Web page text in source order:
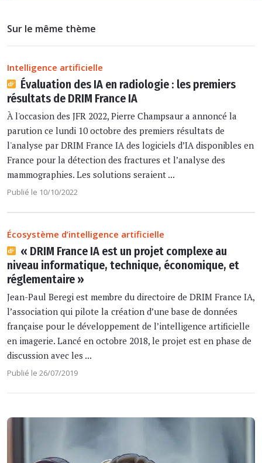
Sur le même thème
Intelligence artificielle
Évaluation des IA en radiologie : les premiers
résultats de DRIM France IA
À l'occasion des JFR 2022, Pierre Champsaur a annoncé la
parution ce lundi 10 octobre des premiers résultats de
l'analyse par DRIM France IA des logiciels d’IA disponibles en
France pour la détection des fractures et l’analyse des
mammographies. Les solutions seraient ...
Publié le 10/10/2022
Écosystème d’intelligence artificielle
« DRIM France IA est un projet complexe au
niveau informatique, technique, économique, et
réglementaire »
Jean-Paul Beregi est membre du directoire de DRIM France IA,
l’association qui pilote la création d’une base de données
française pour le développement de l’intelligence artificielle
en imagerie. Lancé en octobre 2018, le projet est en phase de
discussion avec les ...
Publié le 26/07/2019